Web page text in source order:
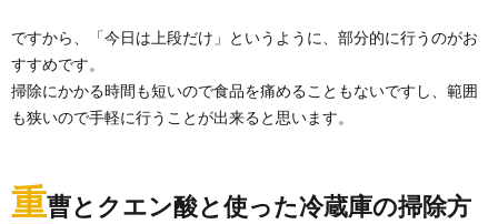
コードの収納は壁をうまく使うのがコツ！
そのアイデアをご紹介
ですから、「今日は上段だけ」というように、部分的に行うのがお
すすめです。
掃除にかかる時間も短いので食品を痛めることもないですし、範囲
も狭いので手軽に行うことが出来ると思います。
重曹とクエン酸と使った冷蔵庫の掃除方